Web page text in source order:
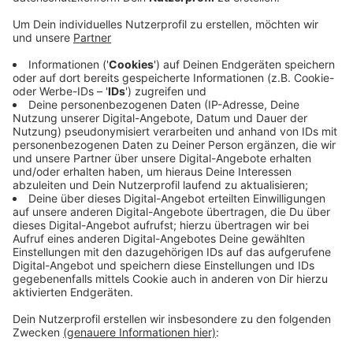
Anzeige
Zwei Wochen lang möchte er mit Kollegen helfen,
Tiere aus den Feuern zu retten. Finanziert wird die
Aktion durch Spenden. Rund 40.000 Euro sind
zusammengekommen. Kritisiert wird Bröckling aber
auch: weil er nach Australien fliegt. Bröckling meint,
dass dann jeder Helfer, der zurzeit nach Australien
fliegt, ob Feuerwehrmann oder Tierretter
gleichermaßen kritisiert werden müsste.
Anzeige